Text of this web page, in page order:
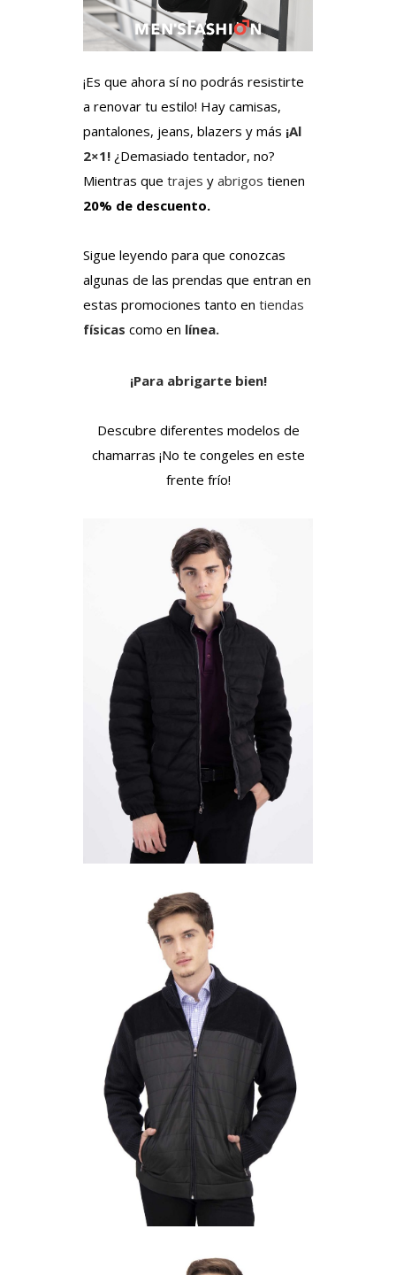
¡Es que ahora sí no podrás resistirte
a renovar tu estilo! Hay camisas,
pantalones, jeans, blazers y más ¡Al
2×1! ¿Demasiado tentador, no?
Mientras que trajes y abrigos tienen
20% de descuento.
Sigue leyendo para que conozcas
algunas de las prendas que entran en
estas promociones tanto en tiendas
físicas como en línea.
¡Para abrigarte bien!
Descubre diferentes modelos de
chamarras ¡No te congeles en este
frente frío!